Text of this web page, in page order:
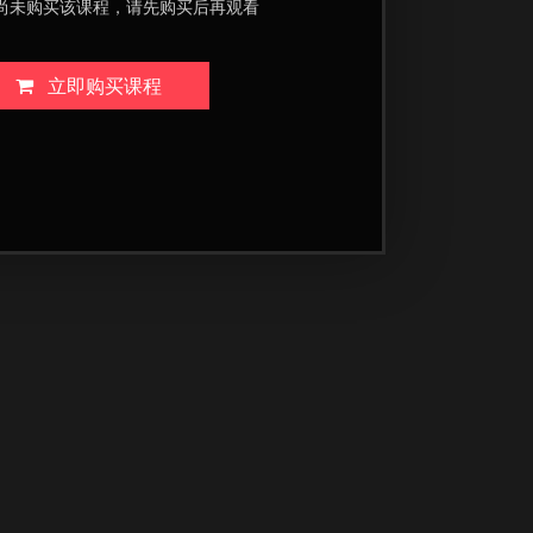
未购买该课程，请先购买后再观看
立即购买课程